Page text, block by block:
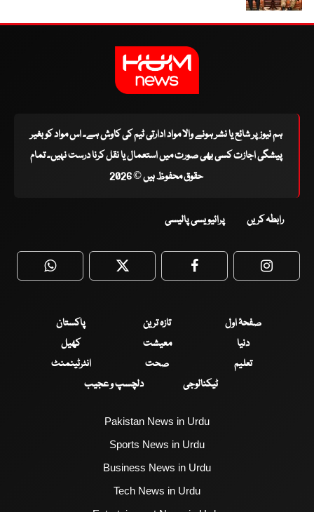
ہم نیوز پر شائع یا نشر ہونے والا مواد ادارتی ٹیم کی کاوش ہے۔ اس مواد کو بغیر
پیشگی اجازت کسی بھی صورت میں استعمال یا نقل کرنا درست نہیں۔ تمام
حقوق محفوظ ہیں © 2026
رابطہ کریں پرائیویسی پالیسی
WhatsApp Twitter Facebook
صفحۂ اول تازہ ترین
پاکستان
دنیا
معیشت
کھیل
تعلیم
صحت
انٹرٹینمنٹ
ٹیکنالوجی
دلچسپ و عجیب
Pakistan News in Urdu
Sports News in Urdu
Business News in Urdu
Tech News in Urdu